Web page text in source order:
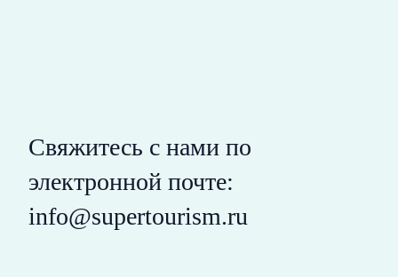
Свяжитесь с нами по
электронной почте:
info@supertourism.ru